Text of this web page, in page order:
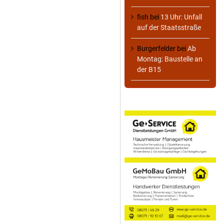
fish bei 13 Uhr: Unfall
auf der Staatsstraße
Burgerfelder beiAb
Montag: Baustelle an
der B15